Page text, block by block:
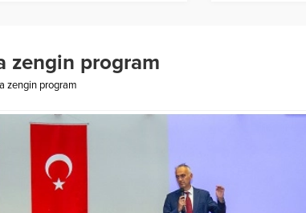
zengin program
zengin program